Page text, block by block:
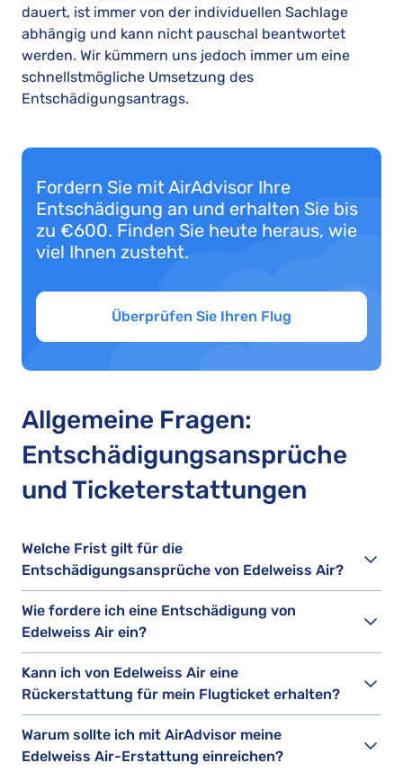
dauert, ist immer von der individuellen Sachlage
abhängig und kann nicht pauschal beantwortet
werden. Wir kümmern uns jedoch immer um eine
schnellstmögliche Umsetzung des
Entschädigungsantrags.
Fordern Sie mit AirAdvisor Ihre
Entschädigung an und erhalten Sie bis
zu €600. Finden Sie heute heraus, wie
viel Ihnen zusteht.
Überprüfen Sie Ihren Flug
Allgemeine Fragen:
Entschädigungsansprüche
und Ticketerstattungen
Welche Frist gilt für die
Entschädigungsansprüche von Edelweiss Air?
Wie fordere ich eine Entschädigung von
Edelweiss Air ein?
Kann ich von Edelweiss Air eine
Rückerstattung für mein Flugticket erhalten?
Warum sollte ich mit AirAdvisor meine
Edelweiss Air-Erstattung einreichen?